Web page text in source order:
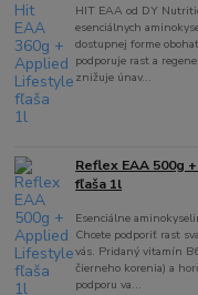
HIT EAA od DY
esenciálnych
dostupnej forme
podporuje rast a
znižuje únav...
Reflex EAA 500g
fľaša 1l
Esenciálne
Chcete podporiť rast
vás. Pridaný vitamín
čierneho korenia) a
podporu va...